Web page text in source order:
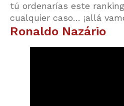
tú ordenarías este
cualquier caso… ¡allá
Ronaldo Nazário